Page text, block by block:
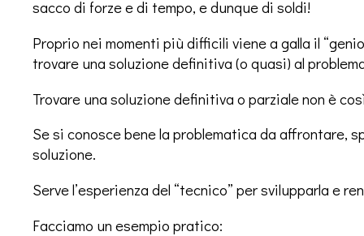
sacco di forze e di tempo, e dunque di soldi!
Proprio nei momenti più difficili viene a galla il
trovare una soluzione definitiva (o quasi) al
Trovare una soluzione definitiva o parziale non è
Se si conosce bene la problematica da affrontare,
soluzione.
Serve l’esperienza del “tecnico” per svilupparla e
Facciamo un esempio pratico: